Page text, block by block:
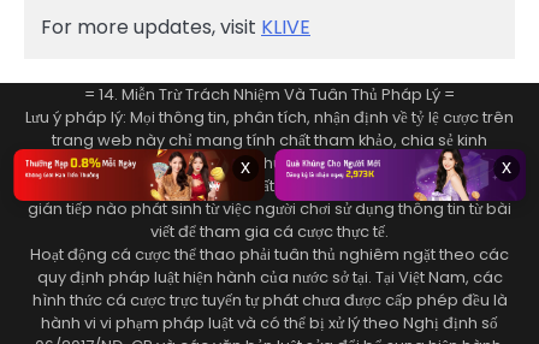
For more updates, visit KLIVE
= 14. Miễn Trừ Trách Nhiệm Và Tuân Thủ Pháp Lý =
Lưu ý pháp lý: Mọi thông tin, phân tích, nhận định về tỷ lệ cược trên
trang web này chỉ mang tính chất tham khảo, chia sẻ kinh
nghiệm học thuật và giải trí đơn thuần. Chúng tôi không chịu trách
nhiệm pháp lý cho bất kỳ tổn thất tài chính, thiệt hại trực tiếp hoặc
gián tiếp nào phát sinh từ việc người chơi sử dụng thông tin từ bài
viết để tham gia cá cược thực tế.
Hoạt động cá cược thể thao phải tuân thủ nghiêm ngặt theo các
quy định pháp luật hiện hành của nước sở tại. Tại Việt Nam, các
hình thức cá cược trực tuyến tự phát chưa được cấp phép đều là
hành vi vi phạm pháp luật và có thể bị xử lý theo Nghị định số
x x